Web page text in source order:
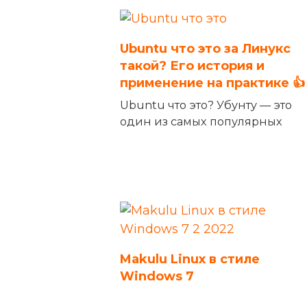
Ubuntu что это за Линукс
такой? Его история и
применение на практике 👍
Ubuntu что это? Убунту — это
один из самых популярных
Makulu Linux в стиле
Windows 7